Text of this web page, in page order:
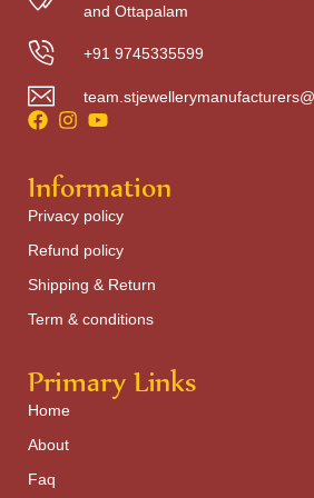
and Ottapalam
+91 9745335599
Information
Privacy policy
Refund policy
Shipping & Return
Term & conditions
Primary Links
Home
About
Faq